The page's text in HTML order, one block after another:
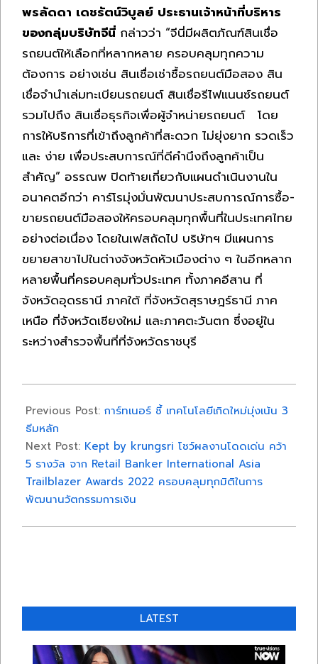
พรลัดดา เดชรัตน์วิบูลย์ ประธานเจ้าหน้าที่บริหาร
ของกลุ่มบริษัทจีนี่ กล่าวว่า “จีนี่มีผลิตภัณฑ์สินเชื่อ
รถยนต์ให้เลือกที่หลากหลาย ครอบคลุมทุกความ
ต้องการ อย่างเช่น สินเชื่อเช่าซื้อรถยนต์มือสอง สิน
เชื่อจำนำเล่มทะเบียนรถยนต์ สินเชื่อรีไฟแนนซ์รถยนต์
รวมไปถึง สินเชื่อธุรกิจเพื่อผู้จำหน่ายรถยนต์ โดย
การให้บริการที่เข้าถึงลูกค้าที่สะดวก ไม่ยุ่งยาก รวดเร็ว
และ ง่าย เพื่อประสบการณ์ที่ดีคำนึงถึงลูกค้าเป็น
สำคัญ” อรรณพ ปิดท้ายเกี่ยวกับแผนดำเนินงานใน
อนาคตอีกว่า คาร์โรมุ่งมั่นพัฒนาประสบการณ์การซื้อ-
ขายรถยนต์มือสองให้ครอบคลุมทุกพื้นที่ในประเทศไทย
อย่างต่อเนื่อง โดยในเฟสถัดไป บริษัทฯ มีแผนการ
ขยายสาขาไปในต่างจังหวัดหัวเมืองต่าง ๆ ในอีกหลาก
หลายพื้นที่ครอบคลุมทั่วประเทศ ทั้งภาคอีสาน ที่
จังหวัดอุดรธานี ภาคใต้ ที่จังหวัดสุราษฎร์ธานี ภาค
เหนือ ที่จังหวัดเชียงใหม่ และภาคตะวันตก ซึ่งอยู่ใน
ระหว่างสำรวจพื้นที่ที่จังหวัดราชบุรี
08-
21
Previous Post: การ์ทเนอร์ ชี้ เทคโนโลยีเกิดใหม่มุ่งเน้น 3
ธีมหลัก
Next Post: Kept by krungsri โชว์ผลงานโดดเด่น คว้า
5 รางวัล จาก Retail Banker International Asia
Trailblazer Awards 2022 ครอบคลุมทุกมิติในการ
พัฒนานวัตกรรมการเงิน
LATEST